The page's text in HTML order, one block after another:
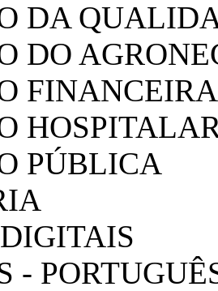
DA
DO
FINANCEIRA
PÚBLICA
-